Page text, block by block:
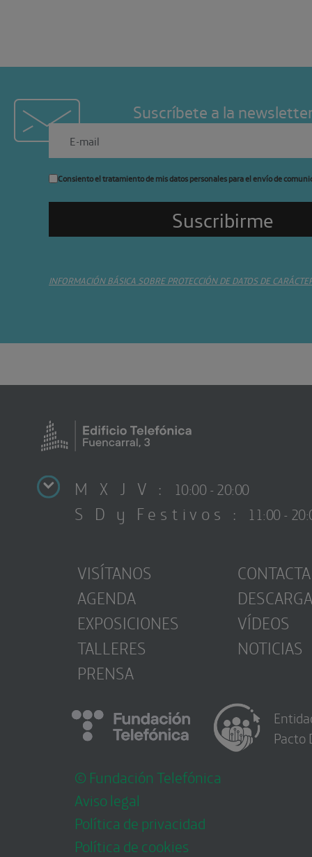
Suscríbete a la
Consiento el tratamiento de mis datos personales para el envío de
INFORMACIÓN BÁSICA SOBRE PROTECCIÓN DE DATOS DE
M X J V : 10:00 - 20:00
S D y Festivos : 11:00 -
VISÍTANOS
AGENDA
EXPOSICIONES
TALLERES
PRENSA
CONTACTA
VÍDEOS
NOTICIAS
© Fundación Telefónica
Aviso legal
Política de privacidad
Política de cookies
Pacto